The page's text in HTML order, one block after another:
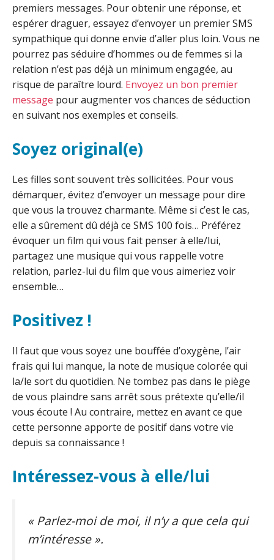
premiers messages. Pour obtenir une réponse, et
espérer draguer, essayez d’envoyer un premier SMS
sympathique qui donne envie d’aller plus loin. Vous ne
pourrez pas séduire d’hommes ou de femmes si la
relation n’est pas déjà un minimum engagée, au
risque de paraître lourd. Envoyez un bon premier
message pour augmenter vos chances de séduction
en suivant nos exemples et conseils.
Soyez original(e)
Les filles sont souvent très sollicitées. Pour vous
démarquer, évitez d’envoyer un message pour dire
que vous la trouvez charmante. Même si c’est le cas,
elle a sûrement dû déjà ce SMS 100 fois… Préférez
évoquer un film qui vous fait penser à elle/lui,
partagez une musique qui vous rappelle votre
relation, parlez-lui du film que vous aimeriez voir
ensemble…
Positivez !
Il faut que vous soyez une bouffée d’oxygène, l’air
frais qui lui manque, la note de musique colorée qui
la/le sort du quotidien. Ne tombez pas dans le piège
de vous plaindre sans arrêt sous prétexte qu’elle/il
vous écoute ! Au contraire, mettez en avant ce que
cette personne apporte de positif dans votre vie
depuis sa connaissance !
Intéressez-vous à elle/lui
« Parlez-moi de moi, il n’y a que cela qui
m’intéresse ».